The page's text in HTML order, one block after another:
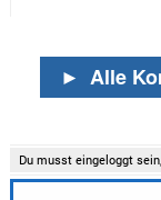
► Alle